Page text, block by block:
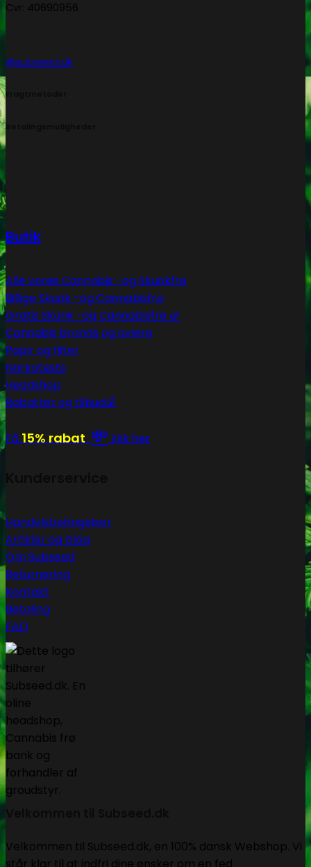
Cvr: 40690956
@subseed.dk
Butik
Alle vores Cannabis -og Skunkfrø
Billige Skunk -og Cannabisfrø
Gratis Skunk -og Cannabisfrø 🌿
Cannabis brands og avlere
Papir og filter
Narkotests
Headshop
Rabatter og tilbud💰
Få 15% rabat 💸 Klik her
Handelsbetingelser
Artikler og blog
Om Subseed
Returnering
Kontakt
Betaling
FAQ
Velkommen til Subseed.dk, en 100% dansk Webshop. Vi
står klar til at indfri dine ønsker om en fed